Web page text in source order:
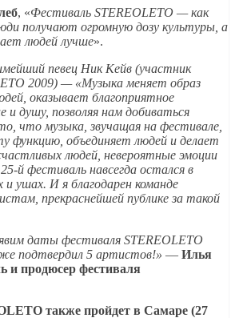
, «Фестиваль STEREOLETO — как
получают огромную дозу культуры, а
людей лучше».
певец Ник Кейв (участник
2009) — «Музыка меняет образ
оказывает благоприятное
и душу, позволяя нам добиваться
что музыка, звучащая на фестивале,
функцию, объединяет людей и делает
людей, невероятные эмоции
й фестиваль навсегда остался в
и ушах. И я благодарен команде
прекраснейшей публике за такой
даты фестиваля STEREOLETO
подтвердил 5 артистов!» — Илья
и продюсер фестиваля
также пройдет в Самаре (27